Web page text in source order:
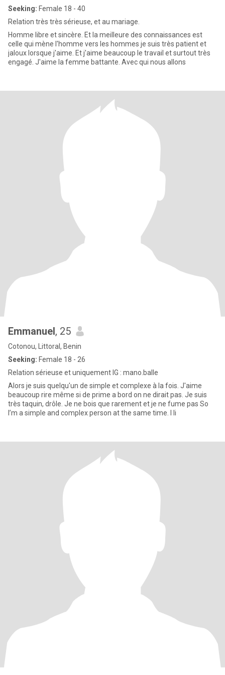
Seeking: Female 18 - 40
Relation très très sérieuse, et au mariage.
Homme libre et sincère. Et la meilleure des connaissances est
celle qui mène l'homme vers les hommes je suis très patient et
jaloux lorsque j'aime. Et j'aime beaucoup le travail et surtout très
engagé. J'aime la femme battante. Avec qui nous allons
Emmanuel, 25
Cotonou, Littoral, Benin
Seeking: Female 18 - 26
Relation sérieuse et uniquement IG : mano.balle
Alors je suis quelqu'un de simple et complexe à la fois. J'aime
beaucoup rire même si de prime a bord on ne dirait pas. Je suis
très taquin, drôle. Je ne bois que rarement et je ne fume pas So
I’m a simple and complex person at the same time. I li